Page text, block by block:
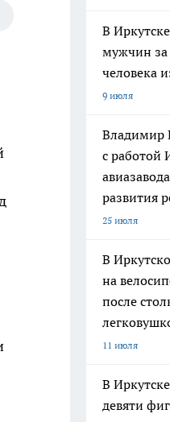
В
мужчин
человека
9 июля
Владимир
с работой
развития
25 июля
В
на
после
11 июля
В
девяти